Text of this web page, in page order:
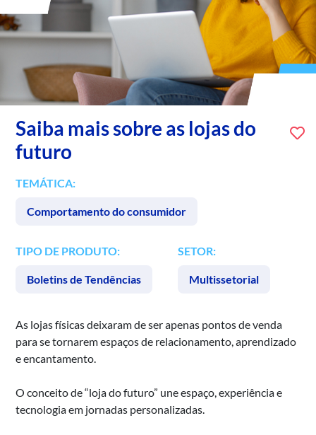
Saiba mais sobre as lojas do
futuro
TEMÁTICA:
Comportamento do consumidor
TIPO DE PRODUTO:
Boletins de Tendências
SETOR:
Multissetorial
As lojas físicas deixaram de ser apenas pontos de venda
para se tornarem espaços de relacionamento, aprendizado
e encantamento.
O conceito de “loja do futuro” une espaço, experiência e
tecnologia em jornadas personalizadas.